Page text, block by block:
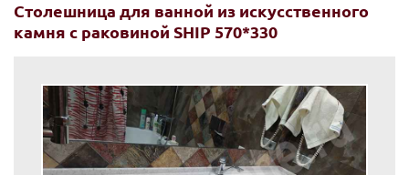
Столешница для ванной из искусственного
камня с раковиной SHIP 570*330